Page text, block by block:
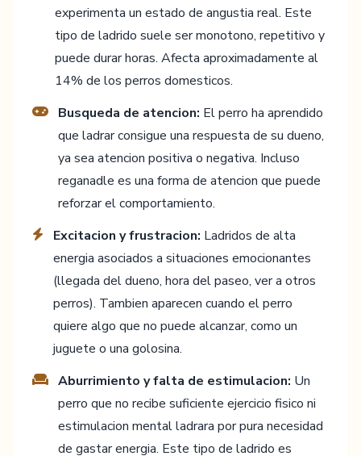
experimenta un estado de angustia real. Este
tipo de ladrido suele ser monotono, repetitivo y
puede durar horas. Afecta aproximadamente al
14% de los perros domesticos.
Busqueda de atencion: El perro ha aprendido
que ladrar consigue una respuesta de su dueno,
ya sea atencion positiva o negativa. Incluso
reganadle es una forma de atencion que puede
reforzar el comportamiento.
Excitacion y frustracion: Ladridos de alta
energia asociados a situaciones emocionantes
(llegada del dueno, hora del paseo, ver a otros
perros). Tambien aparecen cuando el perro
quiere algo que no puede alcanzar, como un
juguete o una golosina.
Aburrimiento y falta de estimulacion: Un
perro que no recibe suficiente ejercicio fisico ni
estimulacion mental ladrara por pura necesidad
de gastar energia. Este tipo de ladrido es